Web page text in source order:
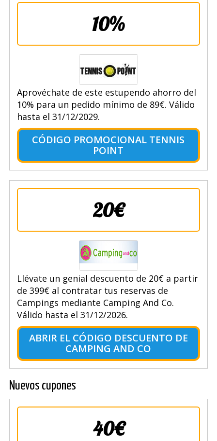
10%
Aprovéchate de este estupendo ahorro del
10% para un pedido mínimo de 89€. Válido
hasta el 31/12/2029.
CÓDIGO PROMOCIONAL TENNIS
POINT
20€
Llévate un genial descuento de 20€ a partir
de 399€ al contratar tus reservas de
Campings mediante Camping And Co.
Válido hasta el 31/12/2026.
ABRIR EL CÓDIGO DESCUENTO DE
CAMPING AND CO
Nuevos cupones
40€